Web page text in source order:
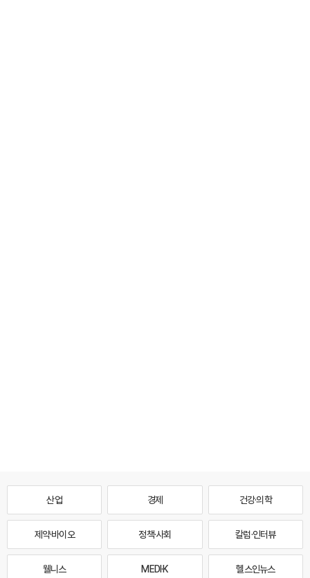
산업 경제 건강·의학
제약·바이오 정책·사회 칼럼·인터뷰
웰니스 MEDI·K 헬스인뉴스